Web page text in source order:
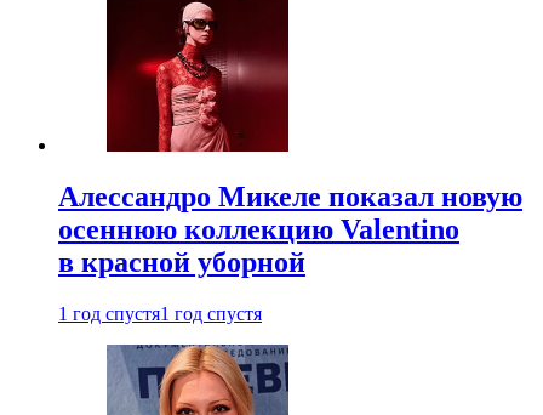
Алессандро Микеле показал новую
осеннюю коллекцию Valentino
в красной уборной
1 год спустя1 год спустя